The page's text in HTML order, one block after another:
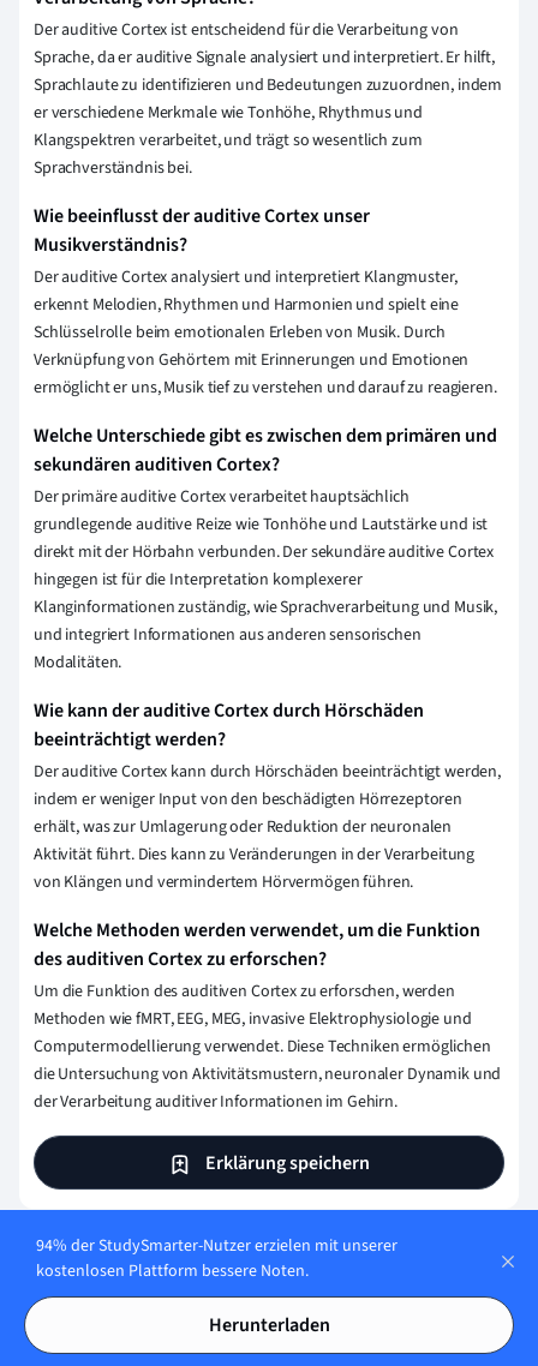
Der auditive Cortex ist entscheidend für die Verarbeitung von
Sprache, da er auditive Signale analysiert und interpretiert. Er hilft,
Sprachlaute zu identifizieren und Bedeutungen zuzuordnen, indem
er verschiedene Merkmale wie Tonhöhe, Rhythmus und
Klangspektren verarbeitet, und trägt so wesentlich zum
Sprachverständnis bei.
Wie beeinflusst der auditive Cortex unser
Musikverständnis?
Der auditive Cortex analysiert und interpretiert Klangmuster,
erkennt Melodien, Rhythmen und Harmonien und spielt eine
Schlüsselrolle beim emotionalen Erleben von Musik. Durch
Verknüpfung von Gehörtem mit Erinnerungen und Emotionen
ermöglicht er uns, Musik tief zu verstehen und darauf zu reagieren.
Welche Unterschiede gibt es zwischen dem primären und
sekundären auditiven Cortex?
Der primäre auditive Cortex verarbeitet hauptsächlich
grundlegende auditive Reize wie Tonhöhe und Lautstärke und ist
direkt mit der Hörbahn verbunden. Der sekundäre auditive Cortex
hingegen ist für die Interpretation komplexerer
Klanginformationen zuständig, wie Sprachverarbeitung und Musik,
und integriert Informationen aus anderen sensorischen
Modalitäten.
Wie kann der auditive Cortex durch Hörschäden
beeinträchtigt werden?
Der auditive Cortex kann durch Hörschäden beeinträchtigt werden,
indem er weniger Input von den beschädigten Hörrezeptoren
erhält, was zur Umlagerung oder Reduktion der neuronalen
Aktivität führt. Dies kann zu Veränderungen in der Verarbeitung
von Klängen und vermindertem Hörvermögen führen.
Welche Methoden werden verwendet, um die Funktion
des auditiven Cortex zu erforschen?
Um die Funktion des auditiven Cortex zu erforschen, werden
Methoden wie fMRT, EEG, MEG, invasive Elektrophysiologie und
Computermodellierung verwendet. Diese Techniken ermöglichen
die Untersuchung von Aktivitätsmustern, neuronaler Dynamik und
der Verarbeitung auditiver Informationen im Gehirn.
Erklärung speichern
Wie stellen wir sicher, dass unser Content
korrekt und vertrauenswürdig ist?
Bei StudySmarter haben wir eine Lernplattform geschaffen,
94% der StudySmarter-Nutzer erzielen mit unserer
kostenlosen Plattform bessere Noten.
Herunterladen